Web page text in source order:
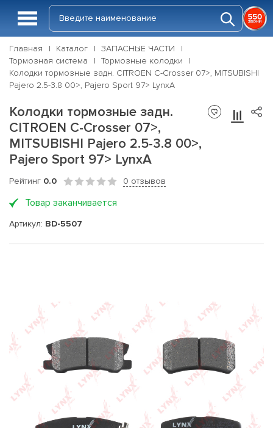
Главная Каталог
ЗАПАСНЫЕ ЧАСТИ
Тормозная система
Тормозные колодки
Колодки тормозные задн. CITROEN C-Crosser 07>, MITSUBISHI
Pajero 2.5-3.8 00>, Pajero Sport 97> LynxA
Колодки тормозные задн.
CITROEN C-Crosser 07>,
MITSUBISHI Pajero 2.5-3.8 00>,
Pajero Sport 97> LynxA
Рейтинг 0.0 0 отзывов
Товар заканчивается
Артикул: BD-5507